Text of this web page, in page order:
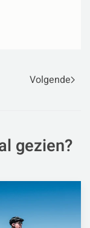
Volgende
gezien?